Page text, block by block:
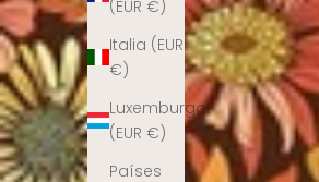
(EUR €)
Italia (EUR
€)
Luxemburgo
(EUR €)
Países